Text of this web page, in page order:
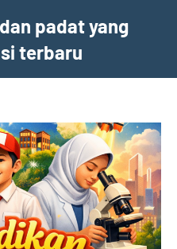
padat yang
terbaru